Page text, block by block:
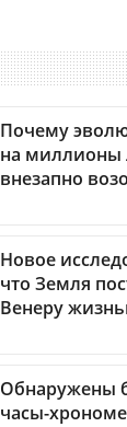
Почему
на миллионы
внезапно
Новое
что Земля
Венеру
Обнаружены
часы-